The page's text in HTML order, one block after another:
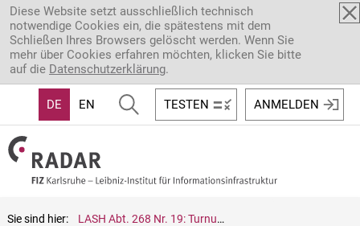
Direkt zum Inhalt
Diese Website setzt ausschließlich technisch
notwendige Cookies ein, die spätestens mit dem
Schließen Ihres Browsers gelöscht werden. Wenn Sie
mehr über Cookies erfahren möchten, klicken Sie bitte
auf die Datenschutzerklärung.
DE EN TESTEN ANMELDEN
Sie sind hier: LASH Abt. 268 Nr. 19: Turnus in Kanonikaten